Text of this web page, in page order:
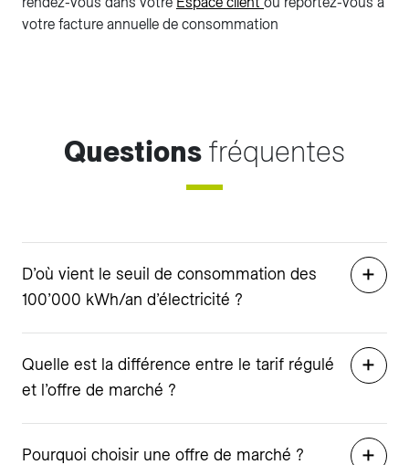
votre facture annuelle de consommation
Questions fréquentes
D’où vient le seuil de consommation des
100’000 kWh/an d’électricité ?
Quelle est la différence entre le tarif régulé
et l’offre de marché ?
Pourquoi choisir une offre de marché ?